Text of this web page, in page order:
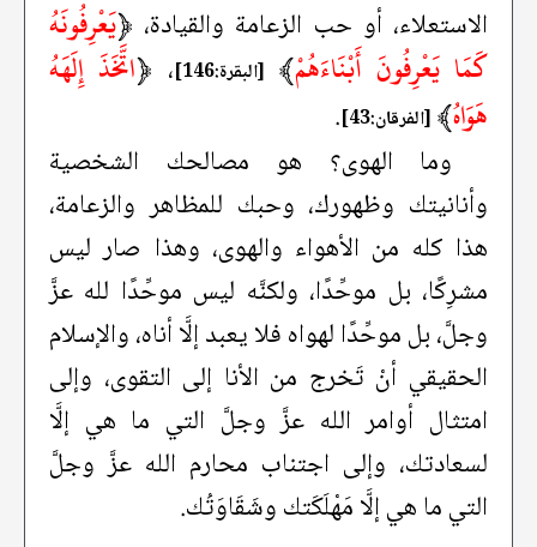
الاستعلاء، أو حب الزعامة والقيادة، ﴿يَعْرِفُونَهُ
كَمَا يَعْرِفُونَ أَبْنَاءَهُمْ﴾ [البقرة:146] ، ﴿اتَّخَذَ إِلَهَهُ
هَوَاهُ﴾ [الفرقان:43]
.
وما الهوى؟ هو مصالحك الشخصية
وأنانيتك وظهورك، وحبك للمظاهر والزعامة،
هذا كله من الأهواء والهوى، وهذا صار ليس
مشرِكًا، بل موحِّدًا، ولكنَّه ليس موحِّدًا لله عزَّ
وجلَّ، بل موحِّدًا لهواه فلا يعبد إلَّا أناه، والإسلام
الحقيقي أنْ تَخرج من الأنا إلى التقوى، وإلى
امتثال أوامر الله عزَّ وجلَّ التي ما هي إلَّا
لسعادتك، وإلى اجتناب محارم الله عزَّ وجلَّ
التي ما هي إلَّا مَهْلَكَتك وشَقَاوَتُك.